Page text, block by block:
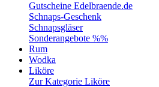
Gutscheine Edelbraende.de
Schnaps-Geschenk
Schnapsgläser
Sonderangebote %%
Rum
Wodka
Liköre
Zur Kategorie Liköre